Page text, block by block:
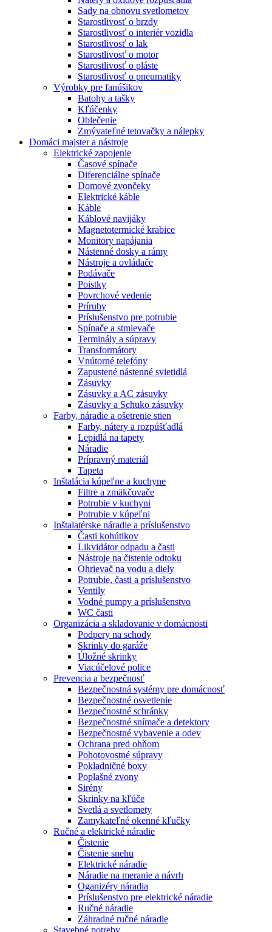
Sady na obnovu svetlometov
Starostlivosť o brzdy
Starostlivosť o interiér vozidla
Starostlivosť o lak
Starostlivosť o motor
Starostlivosť o pláste
Starostlivosť o pneumatiky
Výrobky pre fanúšikov
Batohy a tašky
Kľúčenky
Oblečenie
Zmývateľné tetovačky a nálepky
Domáci majster a nástroje
Elektrické zapojenie
Časové spínače
Diferenciálne spínače
Domové zvončeky
Elektrické káble
Káble
Káblové navijáky
Magnetotermické krabice
Monitory napájania
Nástenné dosky a rámy
Nástroje a ovládače
Podávače
Poistky
Povrchové vedenie
Príruby
Príslušenstvo pre potrubie
Spínače a stmievače
Terminály a súpravy
Transformátory
Vnútorné telefóny
Zapustené nástenné svietidlá
Zásuvky
Zásuvky a AC zásuvky
Zásuvky a Schuko zásuvky
Farby, náradie a ošetrenie stien
Farby, nátery a rozpúšťadlá
Lepidlá na tapety
Náradie
Prípravný materiál
Tapeta
Inštalácia kúpeľne a kuchyne
Filtre a zmäkčovače
Potrubie v kuchyni
Potrubie v kúpeľni
Inštalatérske náradie a príslušenstvo
Časti kohútikov
Likvidátor odpadu a časti
Nástroje na čistenie odtoku
Ohrievač na vodu a diely
Potrubie, časti a príslušenstvo
Ventily
Vodné pumpy a príslušenstvo
WC časti
Organizácia a skladovanie v domácnosti
Podpery na schody
Skrinky do garáže
Úložné skrinky
Viacúčelové police
Prevencia a bezpečnosť
Bezpečnostná systémy pre domácnosť
Bezpečnostné osvetlenie
Bezpečnostné schránky
Bezpečnostné snímače a detektory
Bezpečnostné vybavenie a odev
Ochrana pred ohňom
Pohotovostné súpravy
Pokladničné boxy
Poplašné zvony
Sirény
Skrinky na kľúče
Svetlá a svetlomety
Zamykateľné okenné kľučky
Ručné a elektrické náradie
Čistenie
Čistenie snehu
Elektrické náradie
Náradie na meranie a návrh
Oganizéry náradia
Príslušenstvo pre elektrické náradie
Ručné náradie
Záhradné ručné náradie
Stavebné potreby